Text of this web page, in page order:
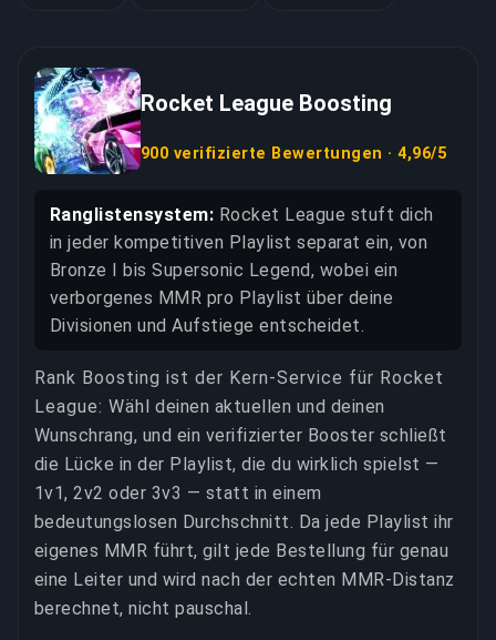
Rocket League Boosting
900 verifizierte Bewertungen · 4,96/5
Ranglistensystem: Rocket League stuft dich
in jeder kompetitiven Playlist separat ein, von
Bronze I bis Supersonic Legend, wobei ein
verborgenes MMR pro Playlist über deine
Divisionen und Aufstiege entscheidet.
Rank Boosting ist der Kern-Service für Rocket
League: Wähl deinen aktuellen und deinen
Wunschrang, und ein verifizierter Booster schließt
die Lücke in der Playlist, die du wirklich spielst —
1v1, 2v2 oder 3v3 — statt in einem
bedeutungslosen Durchschnitt. Da jede Playlist ihr
eigenes MMR führt, gilt jede Bestellung für genau
eine Leiter und wird nach der echten MMR-Distanz
berechnet, nicht pauschal.